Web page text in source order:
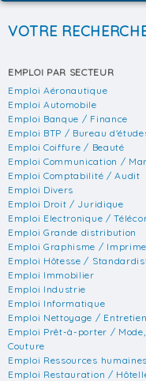
VOTRE
EMPLOI PAR SECTEUR
Emploi Aéronautique
Emploi Automobile
Emploi Banque / Finance
Emploi BTP / Bureau
Emploi Coiffure / Beauté
Emploi Communication /
Emploi Comptabilité / Audit
Emploi Divers
Emploi Droit / Juridique
Emploi Electronique /
Emploi Grande distribution
Emploi Graphisme /
Emploi Hôtesse /
Emploi Immobilier
Emploi Industrie
Emploi Informatique
Emploi Nettoyage / Entretien
Emploi Prêt-à-porter / Mode,
Couture
Emploi Ressources humaines
Emploi Restauration /